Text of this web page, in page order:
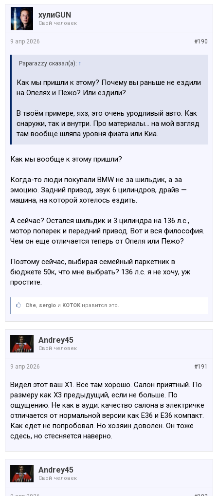
хулиGUN
Свой человек
#190
9 апр 2026
Paparazzy сказал(а): ↑
Как мы пришли к этому? Почему вы раньше не ездили
на Опелях и Пежо? Или ездили?
В твоём примере, яхз, это очень уродливый авто. Как
снаружи, так и внутри. Про материалы… на мой взгляд
там вообще шляпа уровня фиата или Киа.
Как мы вообще к этому пришли?
Когда-то люди покупали BMW не за шильдик, а за
эмоцию. Задний привод, звук 6 цилиндров, драйв —
машина, на которой хотелось ездить.
А сейчас? Остался шильдик и 3 цилиндра на 136 л.с.,
мотор поперек и передний привод. Вот и вся философия.
Чем он еще отличается теперь от Опеля или Пежо?
Поэтому сейчас, выбирая семейный паркетник в
бюджете 50к, что мне выбрать? 136 л.с. я не хочу, уж
простите.
Che, sergio и KOTOK нравится это.
Andrey45
Свой человек
#191
9 апр 2026
Видел этот ваш Х1. Всё там хорошо. Салон приятный. По
размеру как Х3 предыдущий, если не больше. По
ощущению. Не как в ауди: качество салона в электричке
отличается от нормальной версии как Е36 и Е36 компакт.
Как едет не попробовал. Но хозяин доволен. Он тоже
сдесь, но стесняется наверно.
Andrey45
Свой человек